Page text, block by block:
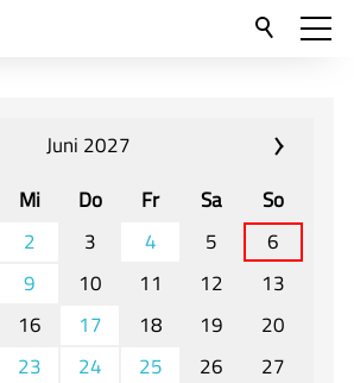
und Schüler
und Termine
- Fachcurricula
Juni 2027
Mi Do Fr Sa
So
2 3 4 5
6
9 10 11 12
13
16 17 18 19
20
23 24 25 26
27